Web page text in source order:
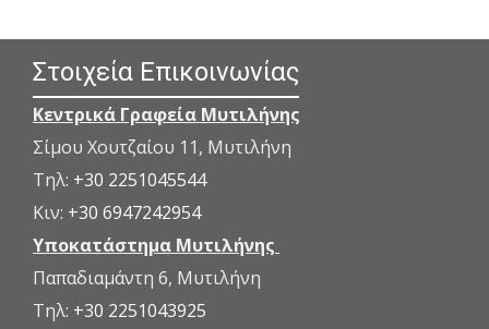
Στοιχεία Επικοινωνίας
Κεντρικά Γραφεία Μυτιλήνης
Σίμου Χουτζαίου 11, Μυτιλήνη
Τηλ: +30 2251045544
Κιν: +30 6947242954
Υποκατάστημα Μυτιλήνης
Παπαδιαμάντη 6, Μυτιλήνη
Τηλ: +30 2251043925